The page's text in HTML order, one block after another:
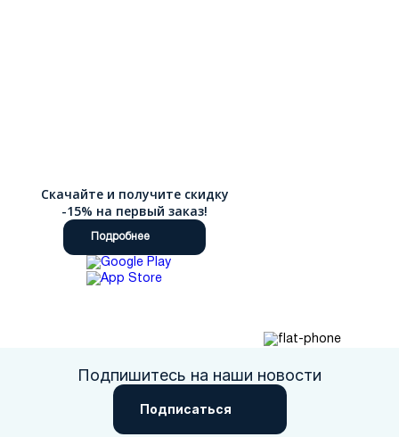
Скачайте и получите скидку
-15% на первый заказ!
Подробнее
Подпишитесь на наши новости
Подписаться